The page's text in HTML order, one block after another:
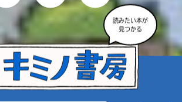
読みたい本が
見つかる